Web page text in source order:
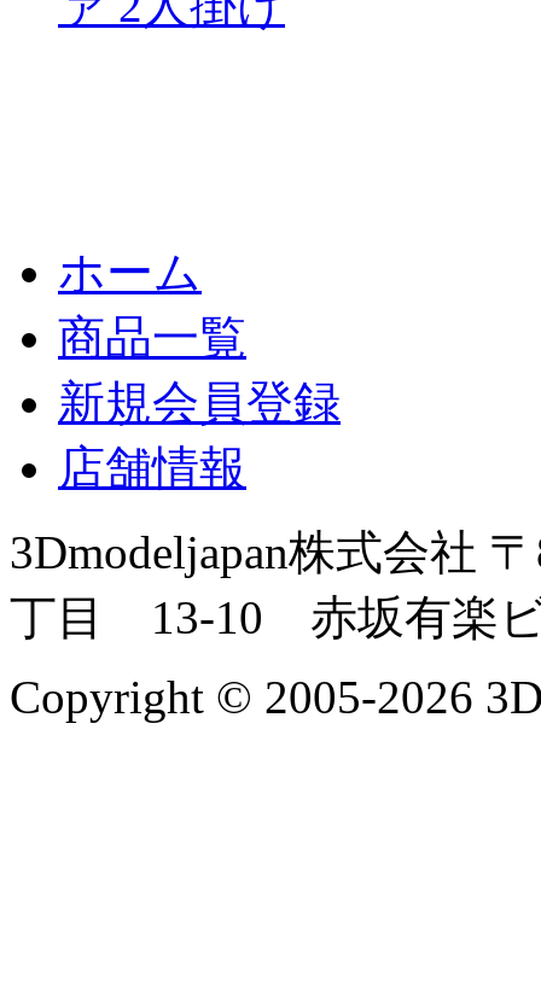
ホーム
商品一覧
新規会員登録
店舗情報
3Dmodeljapan株式会社
丁目 13-10 赤坂有楽
Copyright © 2005-2026